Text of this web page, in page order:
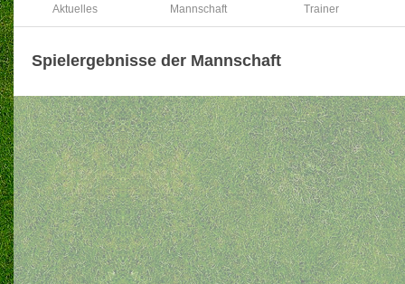
Aktuelles Mannschaft Trainer
Spielergebnisse der Mannschaft